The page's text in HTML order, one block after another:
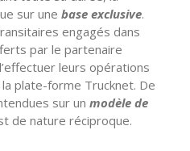
sur une base exclusive.
engagés dans
par le partenaire
leurs opérations
plate-forme Trucknet. De
sur un modèle de
de nature réciproque.